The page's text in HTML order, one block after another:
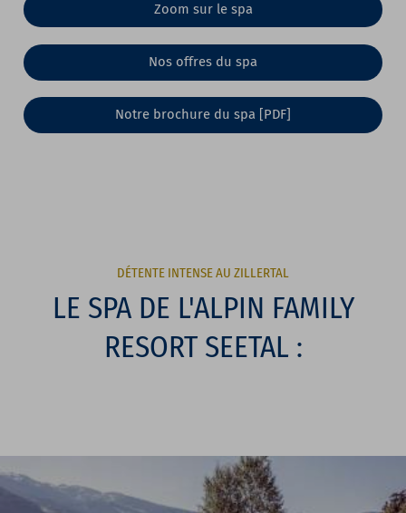
Zoom sur le spa
Nos offres du spa
Notre brochure du spa [PDF]
DÉTENTE INTENSE AU ZILLERTAL
LE SPA DE L'ALPIN FAMILY
RESORT SEETAL :